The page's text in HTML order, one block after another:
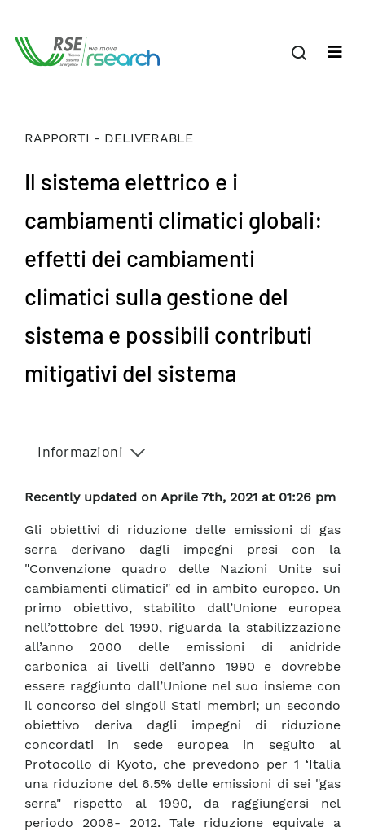
RAPPORTI - DELIVERABLE
Il sistema elettrico e i
cambiamenti climatici globali:
effetti dei cambiamenti
climatici sulla gestione del
sistema e possibili contributi
mitigativi del sistema
Informazioni
Recently updated on Aprile 7th, 2021 at 01:26 pm
Gli obiettivi di riduzione delle emissioni di gas
serra derivano dagli impegni presi con la
"Convenzione quadro delle Nazioni Unite sui
cambiamenti climatici" ed in ambito europeo. Un
primo obiettivo, stabilito dall’Unione europea
nell’ottobre del 1990, riguarda la stabilizzazione
all’anno 2000 delle emissioni di anidride
carbonica ai livelli dell’anno 1990 e dovrebbe
essere raggiunto dall’Unione nel suo insieme con
il concorso dei singoli Stati membri; un secondo
obiettivo deriva dagli impegni di riduzione
concordati in sede europea in seguito al
Protocollo di Kyoto, che prevedono per 1 ‘Italia
una riduzione del 6.5% delle emissioni di sei "gas
serra" rispetto al 1990, da raggiungersi nel
periodo 2008- 2012. Tale riduzione equivale a